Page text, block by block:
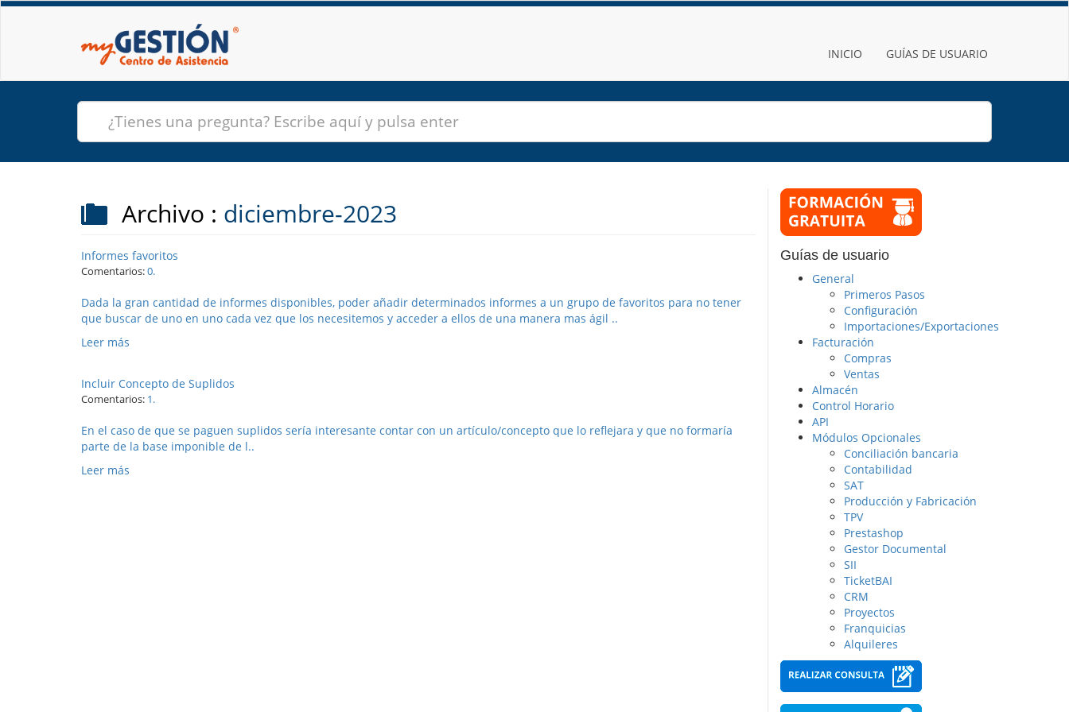
INICIO GUÍAS DE USUARIO
Archivo : diciembre-2023
Informes favoritos
Comentarios:0.
Dada la gran cantidad de informes disponibles, poder añadir determinados informes a un grupo de favoritos para no tener
que buscar de uno en uno cada vez que los necesitemos y acceder a ellos de una manera mas ágil ..
Leer más
Incluir Concepto de Suplidos
Comentarios: 1.
En el caso de que se paguen suplidos sería interesante contar con un artículo/concepto que lo reflejara y que no formaría
parte de la base imponible de l..
Leer más
Guías de usuario
General
Primeros Pasos
Configuración
Importaciones/Exportaciones
Facturación
Compras
Ventas
Almacén
Control Horario
API
Módulos Opcionales
Conciliación bancaria
Contabilidad
SAT
Producción y Fabricación
TPV
Prestashop
Gestor Documental
SII
TicketBAI
CRM
Proyectos
Franquicias
Alquileres